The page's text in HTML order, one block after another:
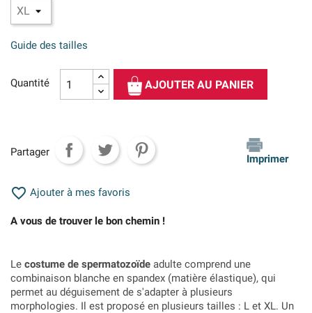
Guide des tailles
Quantité AJOUTER AU PANIER
Partager
Imprimer
 Ajouter à mes favoris
A vous de trouver le bon chemin !
Le costume de spermatozoïde adulte comprend une
combinaison blanche en spandex (matière élastique), qui
permet au déguisement de s'adapter à plusieurs
morphologies. Il est proposé en plusieurs tailles : L et XL. Un